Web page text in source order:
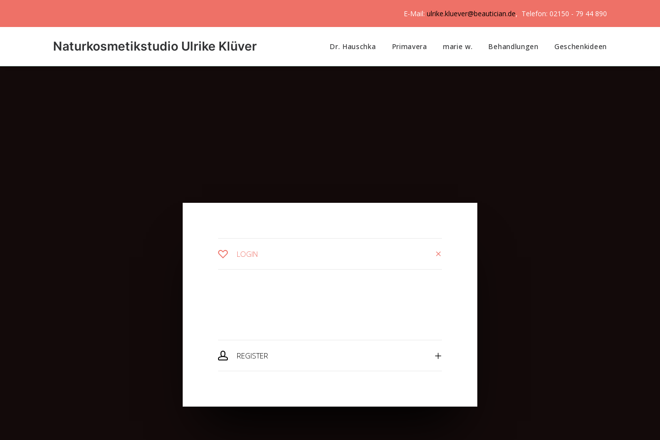
E-Mail: ulrike.kluever@beautician.de, Telefon: 02150 - 79 44 890
Naturkosmetikstudio Ulrike Klüver Dr. Hauschka Primavera marie w. Behandlungen Geschenkideen
LOGIN
REGISTER